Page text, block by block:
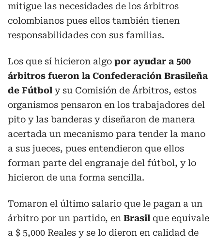
mitigue las necesidades de los árbitros
colombianos pues ellos también tienen
responsabilidades con sus familias.
Los que sí hicieron algo por ayudar a 500
árbitros fueron la Confederación Brasileña
de Fútbol y su Comisión de Árbitros, estos
organismos pensaron en los trabajadores del
pito y las banderas y diseñaron de manera
acertada un mecanismo para tender la mano
a sus jueces, pues entendieron que ellos
forman parte del engranaje del fútbol, y lo
hicieron de una forma sencilla.
Tomaron el último salario que le pagan a un
árbitro por un partido, en Brasil que equivale
a $ 5,000 Reales y se lo dieron en calidad de